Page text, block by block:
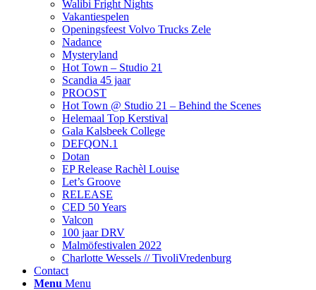
Walibi Fright Nights
Vakantiespelen
Openingsfeest Volvo Trucks Zele
Nadance
Mysteryland
Hot Town – Studio 21
Scandia 45 jaar
PROOST
Hot Town @ Studio 21 – Behind the Scenes
Helemaal Top Kerstival
Gala Kalsbeek College
DEFQON.1
Dotan
EP Release Rachèl Louise
Let’s Groove
RELEASE
CED 50 Years
Valcon
100 jaar DRV
Malmöfestivalen 2022
Charlotte Wessels // TivoliVredenburg
Contact
Menu Menu